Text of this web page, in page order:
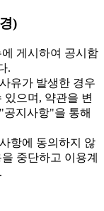
)
게시하여 공시함
.
유가 발생한 경우
있으며, 약관을 변
지사항"을 통해
항에 동의하지 않
중단하고 이용계